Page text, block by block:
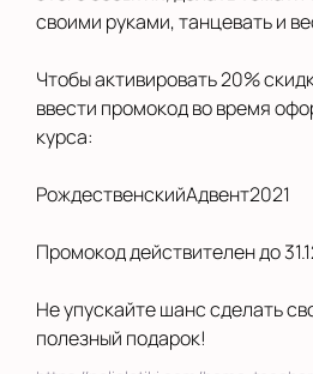
Санкт-
Смоленск
Сыктывкар
Тверь
Улан-Удэ
своими руками, танцевать и
Чтобы активировать 20%
ввести промокод во время
курса:
РождественскийАдвент2021
Промокод действителен до
Не упускайте шанс сделать
полезный подарок!